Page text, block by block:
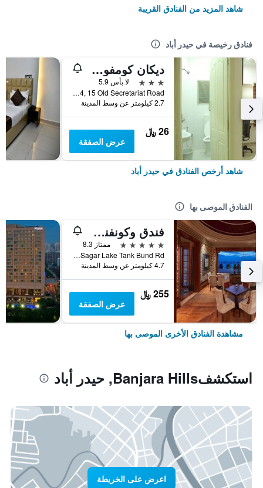
شاهد المزيد من الفنادق القريبة
فنادق رخيصة في حيدر أباد
ديكان كومفورتس
3 نجوم
لا بأس 5.9
No. 5-9-19/14, 15 Old Secretariat Road, حيدر أباد, الهند
2.7 كيلومتر عن وسط المدينة
26 ﷼
عرض الصفقة
شاهد أرخص الفنادق في حيدر أباد
الفنادق الموصى بها
فندق وكونفنشن سنتر حيدر أباد ماريوت
5 نجوم
ممتاز 8.3
Opp. Hussain Sagar Lake Tank Bund Rd, حيدر أباد, الهند
4.7 كيلومتر عن وسط المدينة
255 ﷼
عرض الصفقة
مشاهدة الفنادق الأخرى الموصى بها
استكشفBanjara Hills, حيدر أباد
اعرض على الخريطة